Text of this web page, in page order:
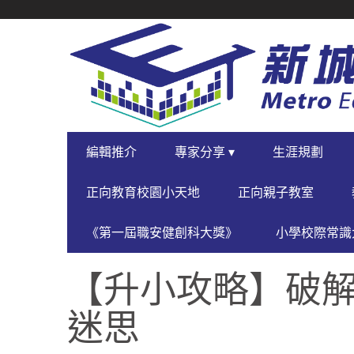
NAVIGATION
PRIMARY
NAVIGATION
編輯推介 專家分享 ▾ 生涯規劃
正向教育校園小天地 正向親子教室
《第一屆職安健創科大獎》 小學校際常
【升小攻略】破
迷思